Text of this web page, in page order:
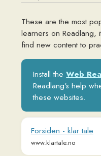
learners on Readlang, it
find new content to
Web Reader
Readlang's help when
these websites.
Forsiden - klar tale
www.klartale.no
NRK.no – nyheter, tv